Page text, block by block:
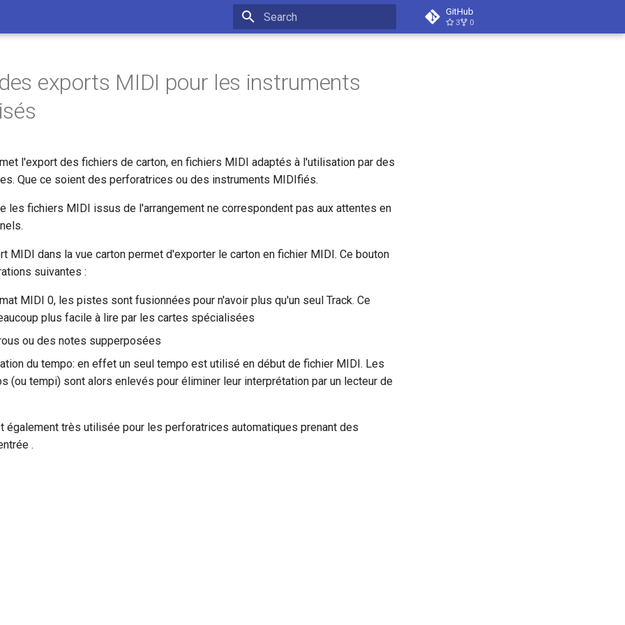
GitHub
3 0
exports MIDI pour les instruments
l'export des fichiers de carton, en fichiers MIDI adaptés à l'utilisation par des
Que ce soient des perforatrices ou des instruments MIDIfiés.
les fichiers MIDI issus de l'arrangement ne correspondent pas aux attentes en
MIDI dans la vue carton permet d'exporter le carton en fichier MIDI. Ce bouton
suivantes :
MIDI 0, les pistes sont fusionnées pour n'avoir plus qu'un seul Track. Ce
plus facile à lire par les cartes spécialisées
ou des notes supperposées
du tempo: en effet un seul tempo est utilisé en début de fichier MIDI. Les
(ou tempi) sont alors enlevés pour éliminer leur interprétation par un lecteur de
également très utilisée pour les perforatrices automatiques prenant des
.